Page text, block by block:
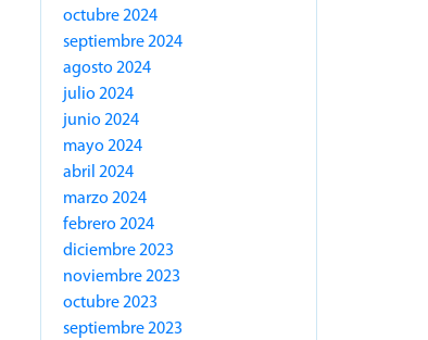
octubre 2024
septiembre 2024
agosto 2024
julio 2024
junio 2024
mayo 2024
abril 2024
marzo 2024
febrero 2024
diciembre 2023
noviembre 2023
octubre 2023
septiembre 2023